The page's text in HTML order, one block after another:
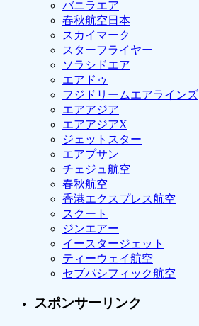
バニラエア
春秋航空日本
スカイマーク
スターフライヤー
ソラシドエア
エアドゥ
フジドリームエアラインズ
エアアジア
エアアジアX
ジェットスター
エアプサン
チェジュ航空
春秋航空
香港エクスプレス航空
スクート
ジンエアー
イースタージェット
ティーウェイ航空
セブパシフィック航空
スポンサーリンク